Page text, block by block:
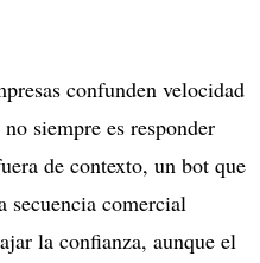
confunden velocidad
siempre es responder
de contexto, un bot que
secuencia comercial
la confianza, aunque el